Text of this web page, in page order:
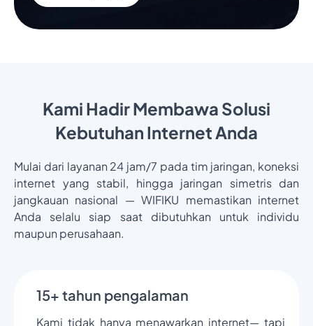
Kami Hadir Membawa Solusi
Kebutuhan Internet Anda
Mulai dari layanan 24 jam/7 pada tim jaringan, koneksi
internet yang stabil, hingga jaringan simetris dan
jangkauan nasional — WIFIKU memastikan internet
Anda selalu siap saat dibutuhkan untuk individu
maupun perusahaan.
15+ tahun pengalaman
Kami tidak hanya menawarkan internet— tapi